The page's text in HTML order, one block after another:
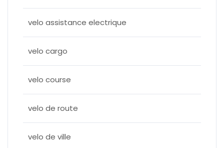
velo assistance electrique
velo cargo
velo course
velo de route
velo de ville